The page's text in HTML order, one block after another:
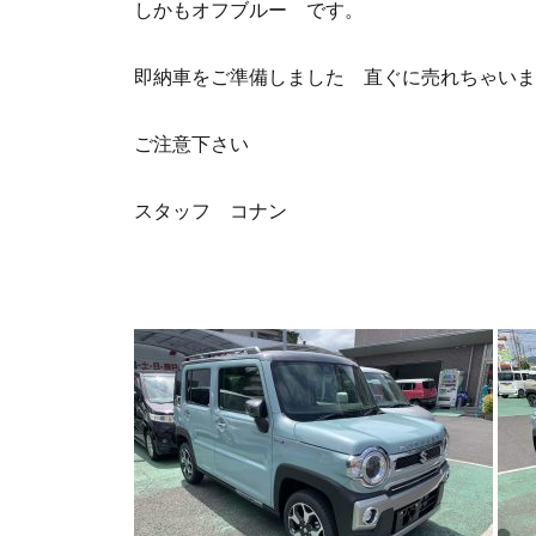
しかもオフブルー です。
即納車をご準備しました 直ぐに売れちゃい
ご注意下さい
スタッフ コナン